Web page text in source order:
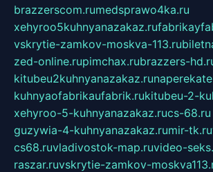
brazzerscom.rumedsprawo4ka.ru
xehyroo5kuhnyanazakaz.ru
vskrytie-zamkov-moskva-113.ru
zed-online.rupimchax.rubrazzers-
kitubeu2kuhnyanazakaz.ru
kuhnyaofabrikaufabrik.rukitubeu-2-
xehyroo-5-kuhnyanazakaz.rucs-68.ru
guzywia-4-kuhnyanazakaz.rumir-tk.ru
cs68.ruvladivostok-map.ruvideo-
raszar.ruvskrytie-zamkov-